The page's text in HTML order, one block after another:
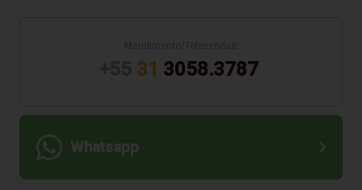
31 3058.3787
Whatsapp